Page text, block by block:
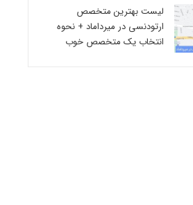
لیست بهترین متخصص
ارتودنسی در میرداماد + نحوه
انتخاب یک متخصص خوب